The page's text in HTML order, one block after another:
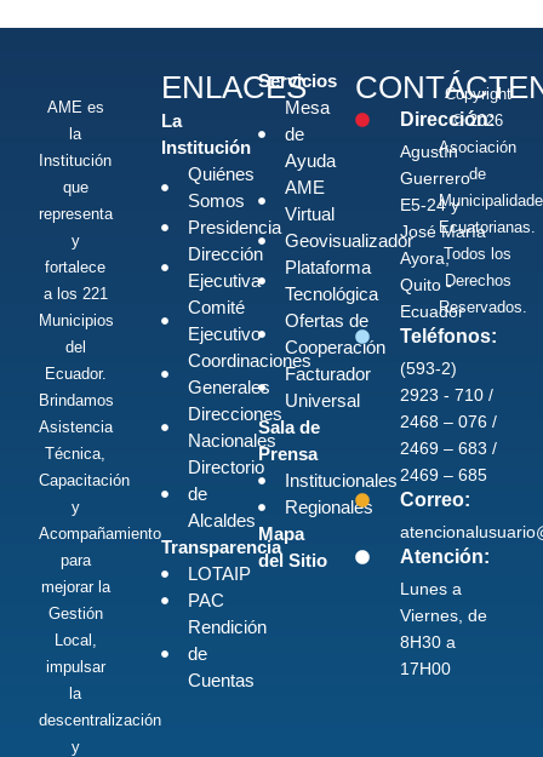
AME es
la
Institución
que
representa
y
fortalece
a los 221
Municipios
del
Ecuador.
Brindamos
Asistencia
Técnica,
Capacitación
y
Acompañamiento
para
mejorar la
Gestión
Local,
impulsar
la
descentralización
y
ENLACES
La
Institución
Quiénes
Somos
Presidencia
Dirección
Ejecutiva
Comité
Ejecutivo
Coordinaciones
Generales
Direcciones
Nacionales
Directorio
de
Alcaldes
Transparencia
LOTAIP
PAC
Rendición
de
Cuentas
Servicios
Mesa
de
Ayuda
AME
Virtual
Geovisualizador
Plataforma
Tecnológica
Ofertas de
Cooperación
Facturador
Universal
Sala de
Prensa
Institucionales
Regionales
Mapa
del Sitio
Dirección:
Agustín
Guerrero
E5-24 y
José María
Ayora,
Quito -
Ecuador
Teléfonos:
(593-2)
2923 - 710 /
2468 – 076 /
2469 – 683 /
2469 – 685
Correo:
Atención:
Lunes a
Viernes, de
8H30 a
17H00
Copyright
© 2026
Asociación
de
Ecuatorianas.
Todos los
Derechos
Reservados.